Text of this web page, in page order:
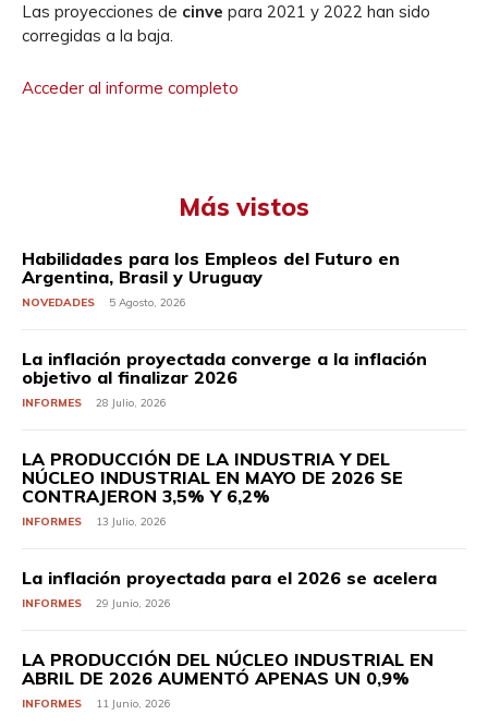
Las proyecciones de cinve para 2021 y 2022 han sido
corregidas a la baja.
Acceder al informe completo
Más vistos
Habilidades para los Empleos del Futuro en
Argentina, Brasil y Uruguay
NOVEDADES 5 Agosto, 2026
La inflación proyectada converge a la inflación
objetivo al finalizar 2026
INFORMES 28 Julio, 2026
LA PRODUCCIÓN DE LA INDUSTRIA Y DEL
NÚCLEO INDUSTRIAL EN MAYO DE 2026 SE
CONTRAJERON 3,5% Y 6,2%
INFORMES 13 Julio, 2026
La inflación proyectada para el 2026 se acelera
INFORMES 29 Junio, 2026
LA PRODUCCIÓN DEL NÚCLEO INDUSTRIAL EN
ABRIL DE 2026 AUMENTÓ APENAS UN 0,9%
INFORMES 11 Junio, 2026